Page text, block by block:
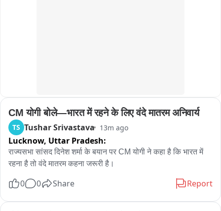
CM योगी बोले—भारत में रहने के लिए वंदे मातरम अनिवार्य
TS Tushar Srivastava 13m ago
Lucknow, Uttar Pradesh:
राज्यसभा सांसद दिनेश शर्मा के बयान पर CM योगी ने कहा है कि भारत में
रहना है तो वंदे मातरम कहना जरूरी है।
0 0 Share Report